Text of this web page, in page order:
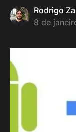
Rodrigo
8 de